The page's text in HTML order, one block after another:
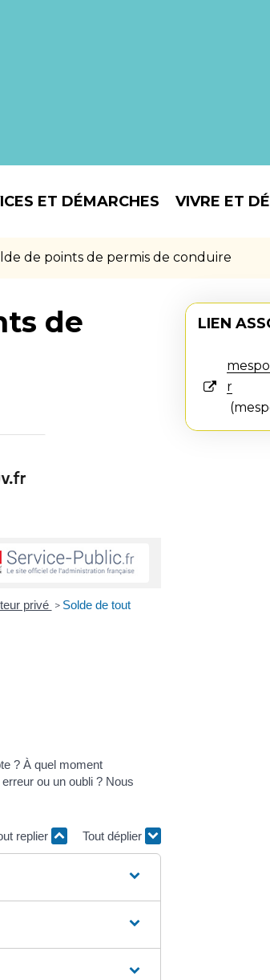
ET DÉMARCHES VIVRE ET
de points de permis de conduire
de
privé > Solde de tout
? À quel moment
ou un oubli ? Nous
replier Tout déplier
LIEN
r